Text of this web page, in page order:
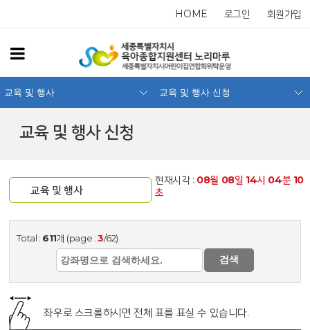
HOME 로그인 회원가입
교육 및 행사 신청
교육 및 행사 교육 및 행사 신청
교육 및 행사
현재시각 : 08월 08일 14시 04분 10
초
Total : 611개 (page :3/62)
검색
좌우로 스크롤하시면 전체 표를 표실 수 있습니다.